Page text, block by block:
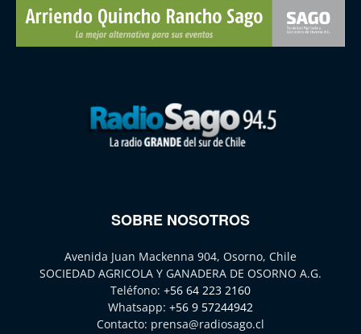
SOBRE NOSOTROS
Avenida Juan Mackenna 904, Osorno, Chile
SOCIEDAD AGRICOLA Y GANADERA DE OSORNO A.G.
Teléfono: +56 64 223 2160
Whatsapp: +56 9 57244942
Contacto: prensa@radiosago.cl